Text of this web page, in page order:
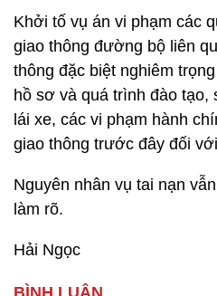
Khởi tố vụ án vi phạm các
giao thông đường bộ liên
thông đặc biệt nghiêm
hồ sơ và quá trình đào tạo,
lái xe, các vi phạm hành
giao thông trước đây đối
Nguyên nhân vụ tai nạn
làm rõ.
Hải Ngọc